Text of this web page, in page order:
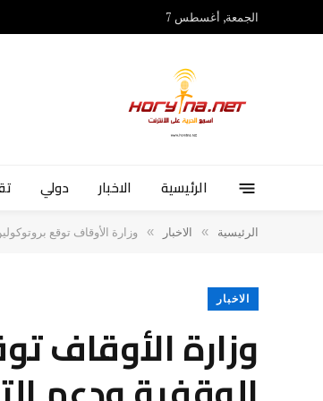
الجمعة, أغسطس 7
الرئيسية الاخبار دولي
الرئيسية » الاخبار » وزارة الأوقاف توقع
الاخبار
وزارة الأوقاف